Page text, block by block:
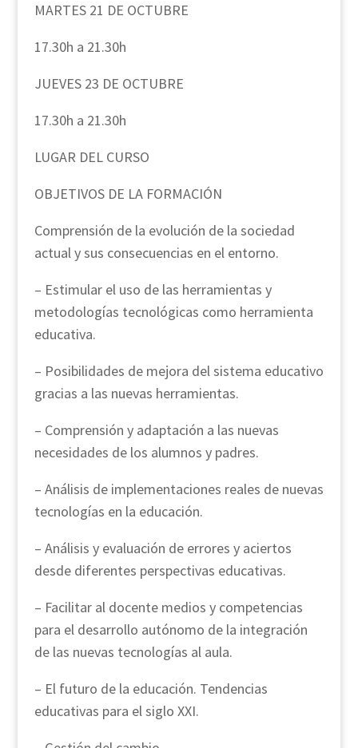
MARTES 21 DE OCTUBRE
17.30h a 21.30h
JUEVES 23 DE OCTUBRE
17.30h a 21.30h
LUGAR DEL CURSO
OBJETIVOS DE LA FORMACIÓN
Comprensión de la evolución de la sociedad
actual y sus consecuencias en el entorno.
– Estimular el uso de las herramientas y
metodologías tecnológicas como herramienta
educativa.
– Posibilidades de mejora del sistema educativo
gracias a las nuevas herramientas.
– Comprensión y adaptación a las nuevas
necesidades de los alumnos y padres.
– Análisis de implementaciones reales de nuevas
tecnologías en la educación.
– Análisis y evaluación de errores y aciertos
desde diferentes perspectivas educativas.
– Facilitar al docente medios y competencias
para el desarrollo autónomo de la integración
de las nuevas tecnologías al aula.
– El futuro de la educación. Tendencias
educativas para el siglo XXI.